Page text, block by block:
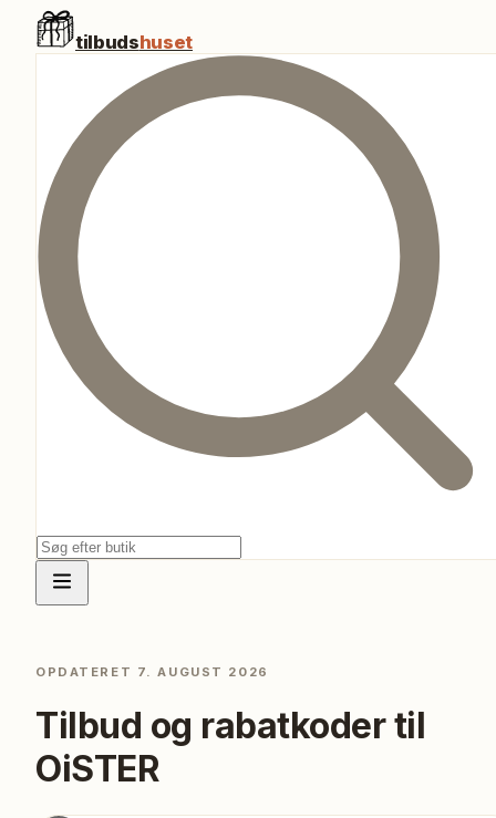
tilbudshuset
OPDATERET 7. AUGUST 2026
Tilbud og rabatkoder til
OiSTER